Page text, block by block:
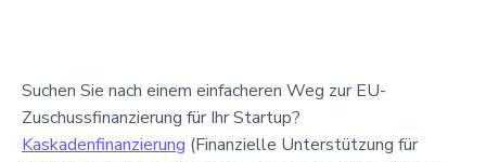
Suchen Sie nach einem einfacheren Weg zur EU-
Zuschussfinanzierung für Ihr Startup?
Kaskadenfinanzierung (Finanzielle Unterstützung für